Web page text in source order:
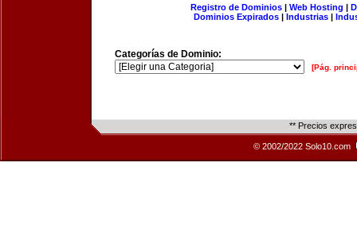
Registro de Dominios| Web Hosting |
Dominios Expirados | Industrias |
Categorías de Dominio:
[Pág.
** Precios
© 2002/2022 Solo10.com